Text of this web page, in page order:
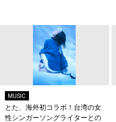
MUSIC
とた、海外初コラボ！台湾の女
性シンガーソングライターとの